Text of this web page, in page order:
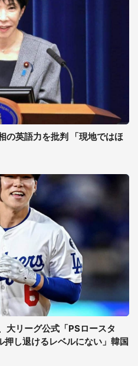
の英語力を批判 「現地ではほ
大リーグ公式「PSロースタ
押し退けるレベルにない」韓国